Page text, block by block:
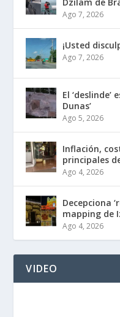
Ago 7, 2026
¡Usted
Ago 7, 2026
El
Dunas’
Ago 5, 2026
Inflación,
principales
Ago 4, 2026
Decepciona
mapping de
Ago 4, 2026
VIDEO